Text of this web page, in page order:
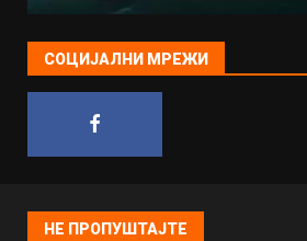
СОЦИЈАЛНИ МРЕЖИ
НЕ ПРОПУШТАЈТЕ